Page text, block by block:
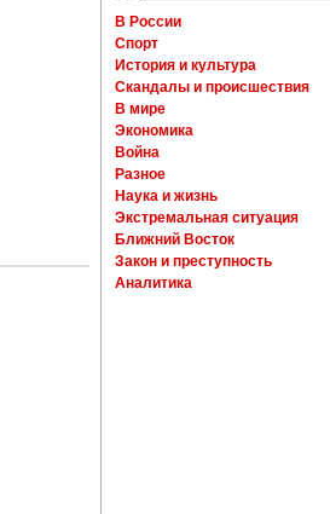
В России
Спорт
История и культура
Скандалы и происшествия
В мире
Экономика
Война
Разное
Наука и жизнь
Экстремальная ситуация
Ближний Восток
Закон и преступность
Аналитика